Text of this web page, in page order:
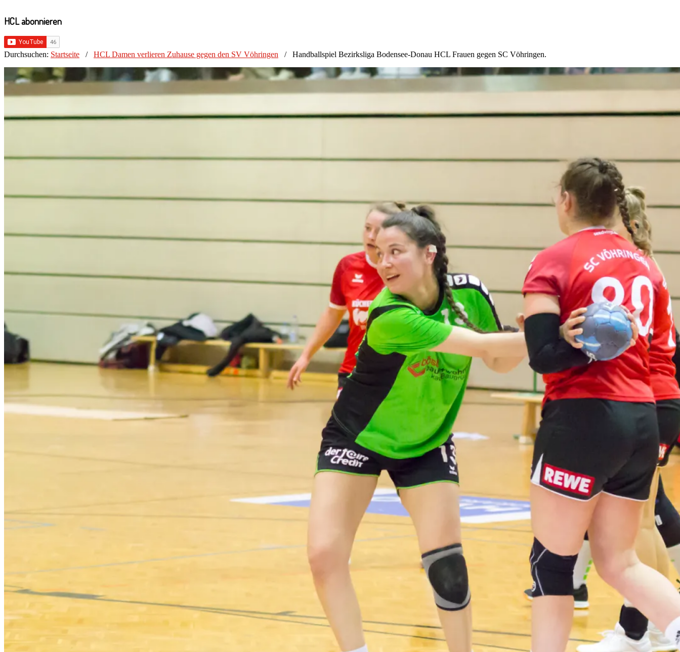
HCL abonnieren
Durchsuchen: Startseite / HCL Damen verlieren Zuhause gegen den SV Vöhringen / Handballspiel Bezirksliga Bodensee-Donau HCL Frauen gegen SC Vöhringen.